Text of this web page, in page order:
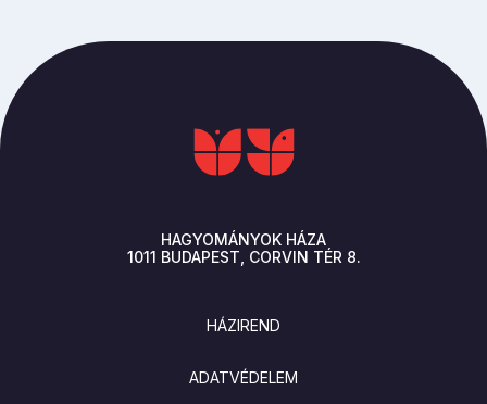
HAGYOMÁNYOK HÁZA
1011 BUDAPEST CORVIN TÉR 8.
HÁZIREND
ADATVÉDELEM